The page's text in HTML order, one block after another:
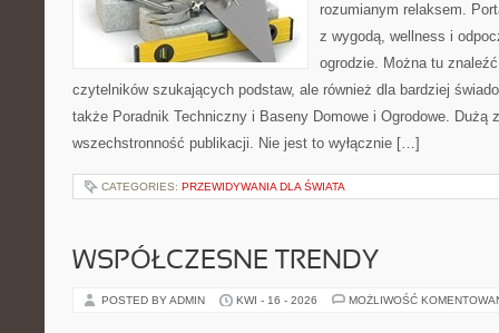
rozumianym relaksem.
z wygodą, wellness i
ogrodzie. Można tu
czytelników szukających podstaw, ale również dla bardziej
także Poradnik Techniczny i Baseny Domowe i Ogrodowe. Dużą
wszechstronność publikacji. Nie jest to wyłącznie […]
CATEGORIES: PRZEWIDYWANIA DLA ŚWIATA
WSPÓŁCZESNE TRENDY
POSTED BY ADMIN KWI - 16 - 2026 MOŻLIWOŚĆ